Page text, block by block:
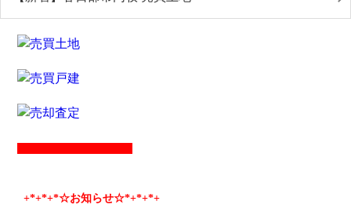
+*+*+*☆お知らせ☆*+*+*+